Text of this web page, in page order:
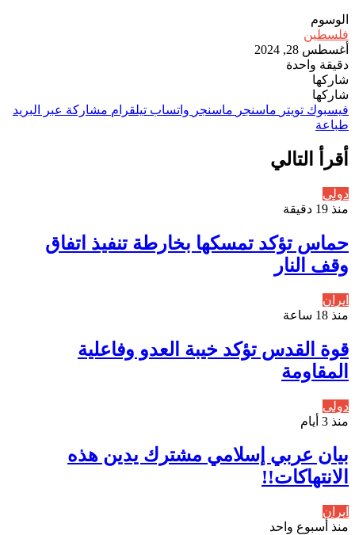
الوسوم
فلسطين
أغسطس 28, 2024
دقيقة واحدة
شاركها
فيسبوك
تويتر
ماسنجر
ماسنجر
واتساب
تيلقرام
مشاركة
عبر
البريد
شاركها
فيسبوك تويتر ماسنجر ماسنجر واتساب تيلقرام مشاركة عبر البريد
طباعة
أقرأ التالي
دولي
منذ 19 دقيقة
حماس تؤكد تمسكها بخارطة تنفيذ اتفاق
وقف النار
ايران
منذ 18 ساعة
قوة القدس تؤكد خيبة العدو وفاعلية
المقاومة
دولي
منذ 3 أيام
بيان عربي إسلامي مشترك يدين هذه
الانتهاكات!!
ايران
منذ أسبوع واحد